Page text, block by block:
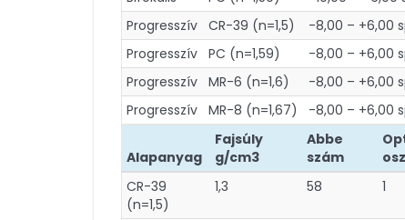
Progresszív CR-39 (n=1,5) -8,00 – +6,00
Progresszív PC (n=1,59) -8,00 – +6,00
Progresszív MR-6 (n=1,6) -8,00 – +6,00
Progresszív MR-8 (n=1,67) -8,00 – +6,00
Alapanyag
Fajsúly
g/cm3
Abbe
szám
CR-39
(n=1,5)
1,3 58 1